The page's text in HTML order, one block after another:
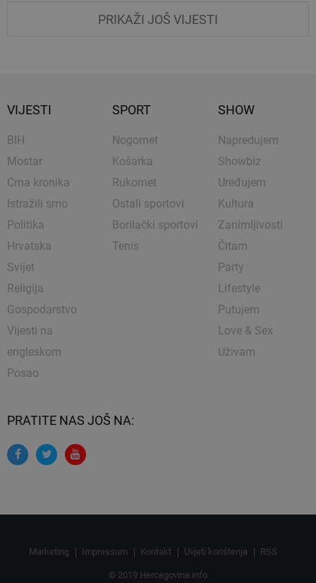
PRIKAŽI JOŠ VIJESTI
VIJESTI
BIH
Mostar
Crna kronika
Istražili smo
Politika
Hrvatska
Svijet
Religija
Gospodarstvo
Vijesti na
engleskom
Posao
SPORT
Nogomet
Košarka
Rukomet
Ostali sportovi
Borilački sportovi
Tenis
SHOW
Napredujem
Showbiz
Uređujem
Kultura
Zanimljivosti
Čitam
Party
Lifestyle
Putujem
Love & Sex
Uživam
PRATITE NAS JOŠ NA:
Marketing Impressum Kontakt Uvjeti korištenja RSS
© 2019 Hercegovina.info